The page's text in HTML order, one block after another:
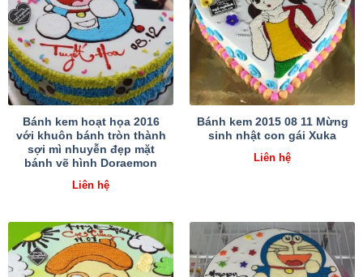
Bánh kem hoạt họa 2016
với khuôn bánh tròn thành
sợi mì nhuyễn đẹp mặt
bánh vẽ hình Doraemon
Liên hệ
Bánh kem 2015 08 11 Mừng
sinh nhật con gái Xuka
Liên hệ